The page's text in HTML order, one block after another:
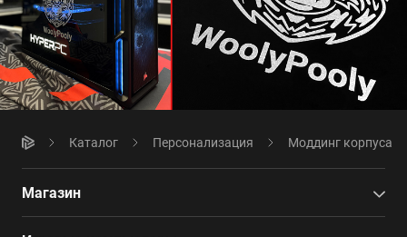
Каталог Персонализация Моддинг корпуса
Магазин